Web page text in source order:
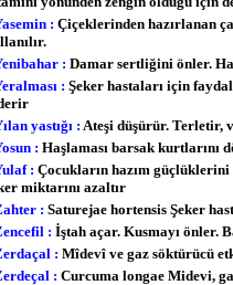
: Çiçeklerinden hazırlanan
: Damar sertliğini önler.
: Şeker hastaları için
yastığı : Ateşi düşürür. Terletir,
: Haşlaması barsak
: Çocukların hazım
miktarını azaltır
: Saturejae hortensis Şeker
: İştah açar. Kusmayı önler.
: Mîdevî ve gaz söktürücü
: Curcuma longae Midevi,